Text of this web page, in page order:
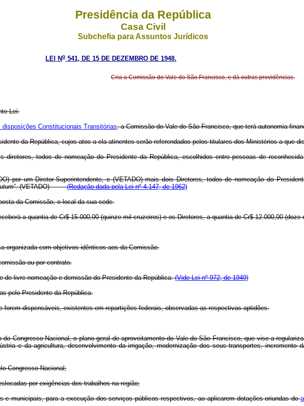
Presidência da República
Casa Civil
Subchefia para Assuntos Jurídicos
LEI No 541, DE 15 DE DEZEMBRO DE 1948.
Cria a Comissão do Vale do São Francisco, e dá outras providências.
Lei:
disposições Constitucionais Transitórias, a Comissão do Vale do São Francisco, que terá autonomia
da República, cujos atos a ela atinentes serão referendados pelos titulares dos Ministérios a que
todos de nomeação do Presidente da República, escolhidos entre pessoas de
por um Diretor-Superintendente, e (VETADO) mais dois Diretores, todos de nomeação do
”. (VETADO)(Redação dada pela Lei nº 4.147, de 1962)
da Comissão, o local da sua sede.
a quantia de Cr$ 15.000,00 (quinze mil cruzeiros) e os Diretores, a quantia de Cr$ 12.000,00 (doze
organizada com objetivos idênticos aos da Comissão.
ou por contrato.
de livre nomeação e demissão do Presidente da República.(Vide Lei nº 972, de 1949)
pelo Presidente da República.
forem dispensáveis, existentes em repartições federais, observadas as respectivas aptidões.
doCongresso Nacional, o plano geral de aproveitamento do Vale do São Francisco, que vise a
e da agricultura, desenvolvimento da irrigação, modernização dos seus transportes, incremento
Congresso Nacional;
por exigências dos trabalhos na região;
e municipais, para a execução dos serviços públicos respectivos, ao aplicarem dotações oriundas do